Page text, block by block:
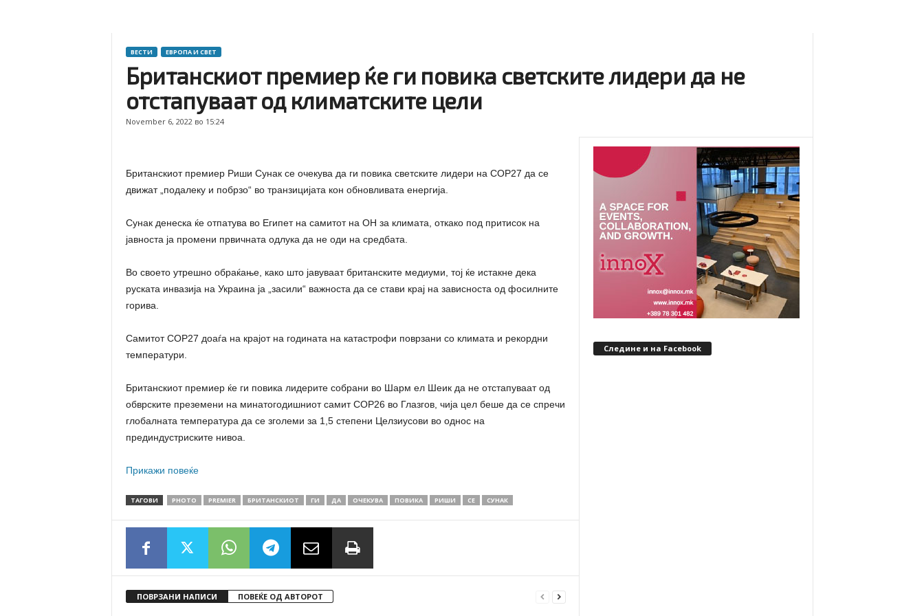
ВЕСТИ ЕВРОПА И СВЕТ
Британскиот премиер ќе ги повика светските лидери да не
отстапуваат од климатските цели
November 6, 2022 во 15:24
Британскиот премиер Риши Сунак се очекува да ги повика светските лидери на COP27 да се
движат „подалеку и побрзо“ во транзицијата кон обновливата енергија.
Сунак денеска ќе отпатува во Египет на самитот на ОН за климата, откако под притисок на
јавноста ја промени првичната одлука да не оди на средбата.
Во своето утрешно обраќање, како што јавуваат британските медиуми, тој ќе истакне дека
руската инвазија на Украина ја „засили“ важноста да се стави крај на зависноста од фосилните
горива.
Самитот COP27 доаѓа на крајот на годината на катастрофи поврзани со климата и рекордни
температури.
Британскиот премиер ќе ги повика лидерите собрани во Шарм ел Шеик да не отстапуваат од
обврските преземени на минатогодишниот самит COP26 во Глазгов, чија цел беше да се спречи
глобалната температура да се зголеми за 1,5 степени Целзиусови во однос на
прединдустриските нивоа.
Прикажи повеќе
ТАГОВИ PHOTO PREMIER БРИТАНСКИОТ ГИ ДА ОЧЕКУВА ПОВИКА РИШИ СЕ СУНАК
ПОВРЗАНИ НАПИСИ ПОВЕЌЕ ОД АВТОРОТ
Следине и на Facebook